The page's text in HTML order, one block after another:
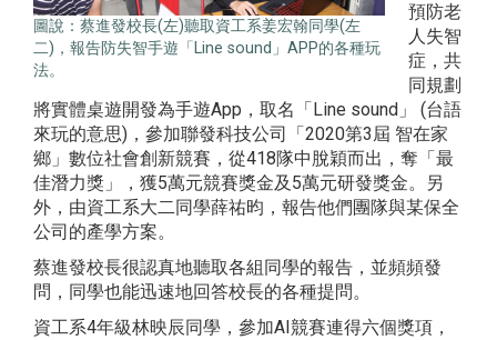
圖說：蔡進發校長(左)聽取資工系姜宏翰同學(左
二)，報告防失智手遊「Line sound」APP的各種玩
法。
預防老
人失智
症，共
同規劃
將實體桌遊開發為手遊App，取名「Line sound」 (台語
來玩的意思)，參加聯發科技公司「2020第3屆 智在家
鄉」數位社會創新競賽，從418隊中脫穎而出，奪「最
佳潛力獎」，獲5萬元競賽獎金及5萬元研發獎金。另
外，由資工系大二同學薛祐昀，報告他們團隊與某保全
公司的產學方案。
蔡進發校長很認真地聽取各組同學的報告，並頻頻發
問，同學也能迅速地回答校長的各種提問。
資工系4年級林映辰同學，參加AI競賽連得六個獎項，